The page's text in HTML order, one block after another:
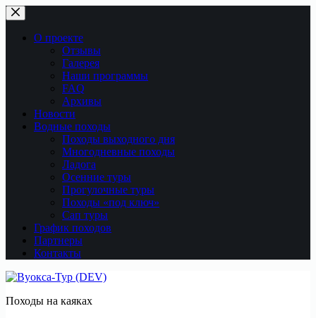
Перейти
к
сути
О проекте
Отзывы
Галерея
Наши программы
FAQ
Архивы
Новости
Водные походы
Походы выходного дня
Многодневные походы
Ладога
Осенние туры
Прогулочные туры
Походы «под ключ»
Сап туры
График походов
Партнеры
Контакты
Походы на каяках